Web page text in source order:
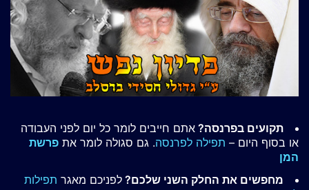
תקועים בפרנסה? אתם חייבים לומר כל יום לפני העבודה
או בסוף היום – תפילה לפרנסה. גם סגולה לומר את פרשת
המן
מחפשים את החלק השני שלכם? לפניכם מאגר תפילות